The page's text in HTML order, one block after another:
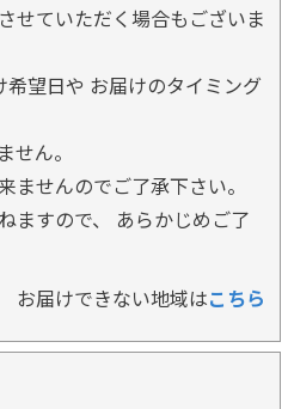
せていただく場合もございま
望日や お届けのタイミング
ん。
ませんのでご了承下さい。
ますので、 あらかじめご了
お届けできない地域はこちら